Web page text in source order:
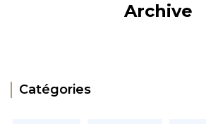
Archive
Catégories